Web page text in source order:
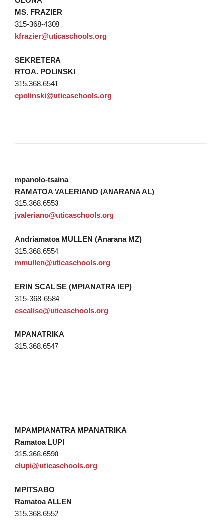
MS. FRAZIER
315-368-4308
kfrazier@uticaschools.org
SEKRETERA
RTOA. POLINSKI
315.368.6541
cpolinski@uticaschools.org
mpanolo-tsaina
RAMATOA VALERIANO (ANARANA AL)
315.368.6553
jvaleriano@uticaschools.org
Andriamatoa MULLEN (Anarana MZ)
315.368.6554
mmullen@uticaschools.org
ERIN SCALISE (MPIANATRA IEP)
315-368-6584
escalise@uticaschools.org
MPANATRIKA
315.368.6547
MPAMPIANATRA MPANATRIKA
Ramatoa LUPI
315.368.6598
clupi@uticaschools.org
MPITSABO
Ramatoa ALLEN
315.368.6552